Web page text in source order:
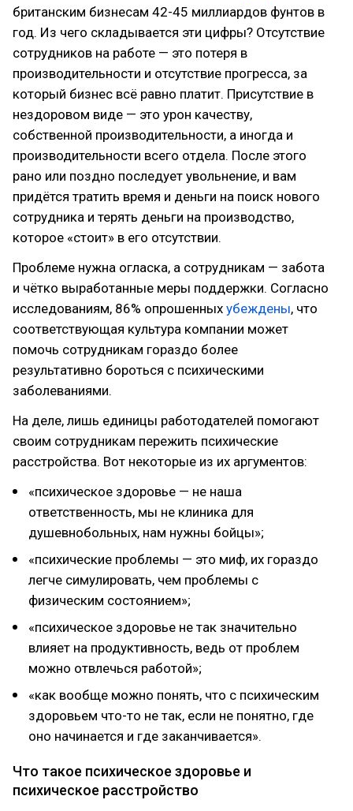
британским бизнесам 42-45 миллиардов фунтов в
год. Из чего складывается эти цифры? Отсутствие
сотрудников на работе — это потеря в
производительности и отсутствие прогресса, за
который бизнес всё равно платит. Присутствие в
нездоровом виде — это урон качеству,
собственной производительности, а иногда и
производительности всего отдела. После этого
рано или поздно последует увольнение, и вам
придётся тратить время и деньги на поиск нового
сотрудника и терять деньги на производство,
которое «стоит» в его отсутствии.
Проблеме нужна огласка, а сотрудникам — забота
и чётко выработанные меры поддержки. Согласно
исследованиям, 86% опрошенных убеждены, что
соответствующая культура компании может
помочь сотрудникам гораздо более
результативно бороться с психическими
заболеваниями.
На деле, лишь единицы работодателей помогают
своим сотрудникам пережить психические
расстройства. Вот некоторые из их аргументов:
«психическое здоровье — не наша
ответственность, мы не клиника для
душевнобольных, нам нужны бойцы»;
«психические проблемы — это миф, их гораздо
легче симулировать, чем проблемы с
физическим состоянием»;
«психическое здоровье не так значительно
влияет на продуктивность, ведь от проблем
можно отвлечься работой»;
«как вообще можно понять, что с психическим
здоровьем что-то не так, если не понятно, где
оно начинается и где заканчивается».
Что такое психическое здоровье и
психическое расстройство